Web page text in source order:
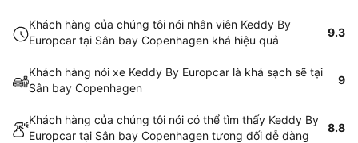
Khách hàng của chúng tôi nói nhân viên Keddy By
Europcar tại Sân bay Copenhagen khá hiệu quả
9.3
Khách hàng nói xe Keddy By Europcar là khá sạch sẽ tại
Sân bay Copenhagen
9
Khách hàng của chúng tôi nói có thể tìm thấy Keddy By
Europcar tại Sân bay Copenhagen tương đối dễ dàng
8.8